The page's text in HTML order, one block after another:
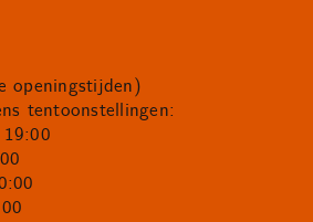
openingstijden)
tentoonstellingen: